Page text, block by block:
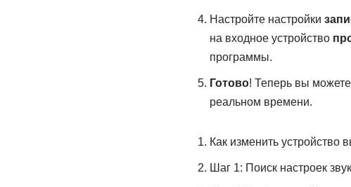
Настройте настройки
на входное устройство
программы.
Готово! Теперь вы можете
реальном времени.
Как изменить устройство
Шаг 1: Поиск настроек